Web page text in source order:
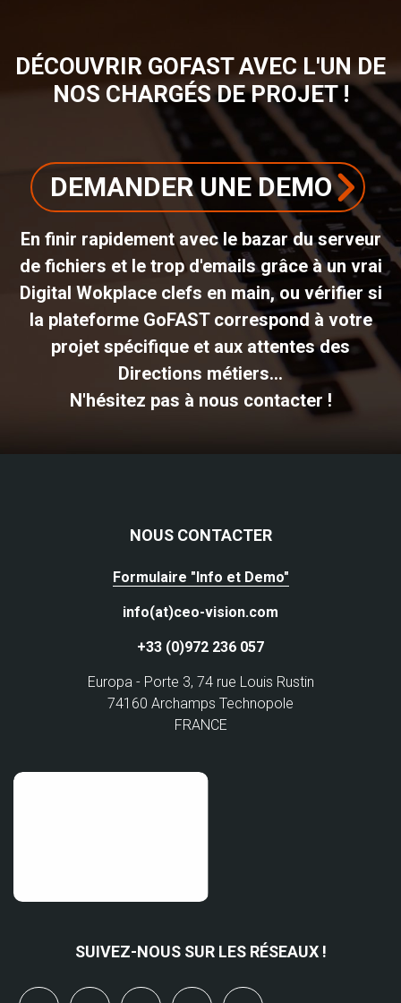
DÉCOUVRIR GOFAST AVEC L'UN DE
NOS CHARGÉS DE PROJET !
DEMANDER UNE DEMO
En finir rapidement avec le bazar du serveur
de fichiers et le trop d'emails grâce à un vrai
Digital Wokplace clefs en main, ou vérifier si
la plateforme GoFAST correspond à votre
projet spécifique et aux attentes des
Directions métiers...
N'hésitez pas à nous contacter !
NOUS CONTACTER
Formulaire "Info et Demo"
info(at)ceo-vision.com
+33 (0)972 236 057
Europa - Porte 3, 74 rue Louis Rustin
74160 Archamps Technopole
FRANCE
SUIVEZ-NOUS SUR LES RÉSEAUX !